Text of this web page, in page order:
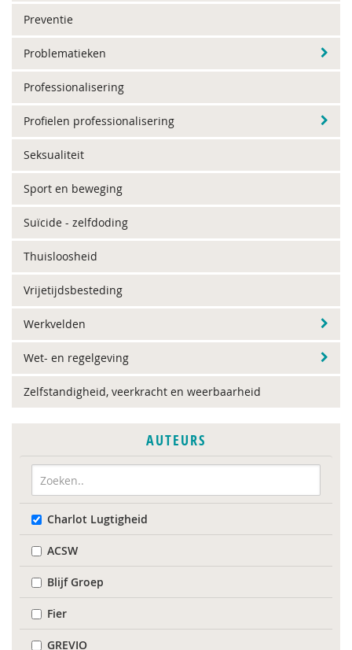
Preventie
Problematieken
Professionalisering
Profielen professionalisering
Seksualiteit
Sport en beweging
Suïcide - zelfdoding
Thuisloosheid
Vrijetijdsbesteding
Werkvelden
Wet- en regelgeving
Zelfstandigheid, veerkracht en weerbaarheid
AUTEURS
Charlot Lugtigheid
ACSW
Blijf Groep
Fier
GREVIO